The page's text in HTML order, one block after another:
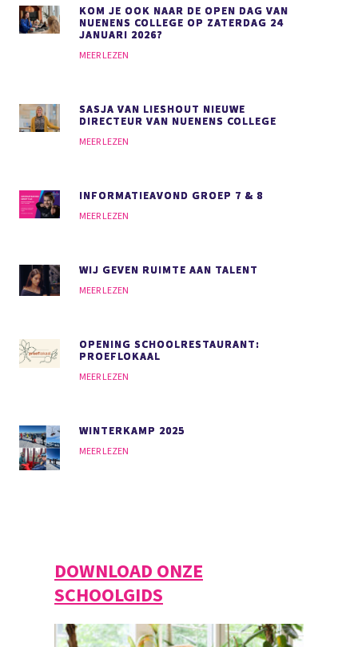
KOM JE OOK NAAR DE OPEN DAG VAN
NUENENS COLLEGE OP ZATERDAG 24
JANUARI 2026?
MEER LEZEN
SASJA VAN LIESHOUT NIEUWE
DIRECTEUR VAN NUENENS COLLEGE
MEER LEZEN
INFORMATIEAVOND GROEP 7 & 8
MEER LEZEN
WIJ GEVEN RUIMTE AAN TALENT
MEER LEZEN
OPENING SCHOOLRESTAURANT:
PROEFLOKAAL
MEER LEZEN
WINTERKAMP 2025
MEER LEZEN
DOWNLOAD ONZE
SCHOOLGIDS